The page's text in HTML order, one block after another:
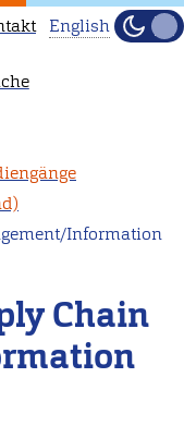
in
Head
to
our
English
Hell
Information
Chain